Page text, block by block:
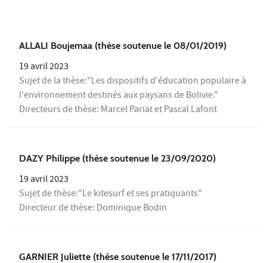
ALLALI Boujemaa (thèse soutenue le 08/01/2019)
19 avril 2023
Sujet de la thèse:"Les dispositifs d'éducation populaire à
l'environnement destinés aux paysans de Bolivie."
Directeurs de thèse: Marcel Pariat et Pascal Lafont
DAZY Philippe (thèse soutenue le 23/09/2020)
19 avril 2023
Sujet de thèse:"Le kitesurf et ses pratiquants"
Directeur de thèse: Dominique Bodin
GARNIER Juliette (thèse soutenue le 17/11/2017)